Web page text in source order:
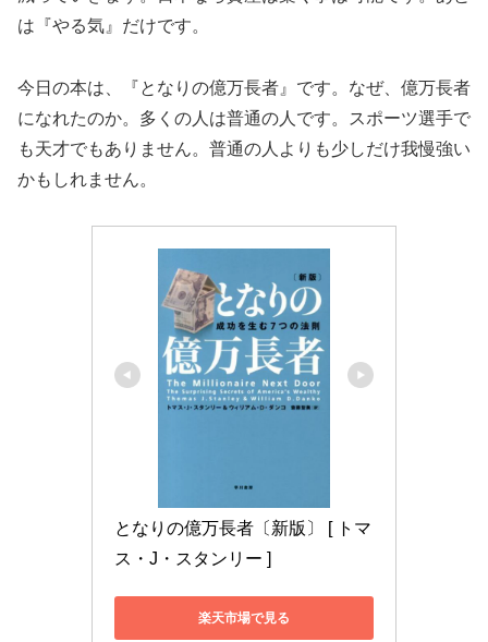
は『やる気』だけです。
今日の本は、『となりの億万長者』です。なぜ、億万長者
になれたのか。多くの人は普通の人です。スポーツ選手で
も天才でもありません。普通の人よりも少しだけ我慢強い
かもしれません。
となりの億万長者〔新版〕 [ トマ
ス・J・スタンリー ]
楽天市場で見る